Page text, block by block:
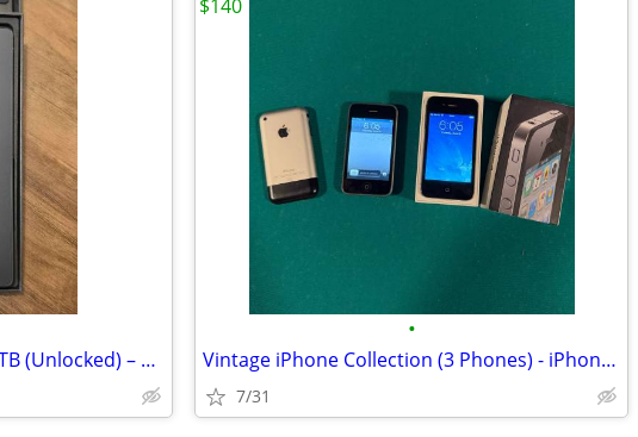
Samsung Galaxy S26 Ultra 1TB (Unlocked) – New / Open Box
•
Vintage iPhone Collection (3 Phones) - iPhone 2G, 3GS, & 4
7/31
$140